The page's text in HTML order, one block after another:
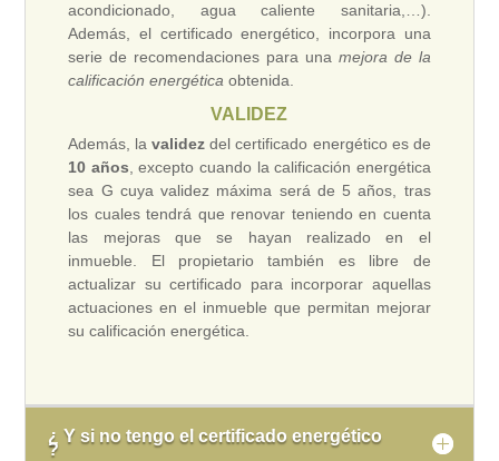
acondicionado, agua caliente sanitaria,…).
Además, el certificado energético, incorpora una
serie de recomendaciones para una mejora de la
calificación energética obtenida.
VALIDEZ
Además, lavalidez del certificado energético es de
10 años , excepto cuando la calificación energética
sea G cuya validez máxima será de 5 años, tras
los cuales tendrá que renovar teniendo en cuenta
las mejoras que se hayan realizado en el
inmueble. El propietario también es libre de
actualizar su certificado para incorporar aquellas
actuaciones en el inmueble que permitan mejorar
su calificación energética.
¿ Y si no tengo el certificado energético
?